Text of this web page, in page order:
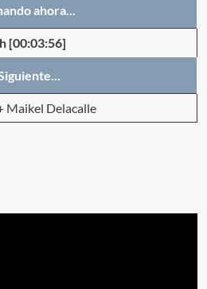
ahora...
[00:03:56]
Maikel Delacalle